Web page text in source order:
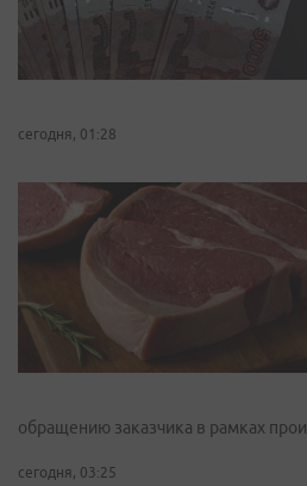
сегодня, 01:28
обращению заказчика в рамках
сегодня, 03:25